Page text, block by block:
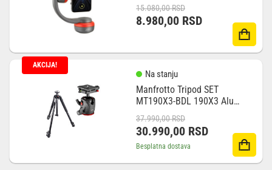
15.080,00RSD
Originalna
cena
15.080,00 RSD.
8.980,00 RSD
Trenutna
cena
AKCIJA!
Na stanju
Manfrotto Tripod SET
MT190X3-BDL 190X3 Alu
with Ball Head Q6
37.990,00RSD
Originalna
cena
je
bila:
37.990,00 RSD.
30.990,00 RSD
Trenutna
cena
je:
30.990,00 RSD.
Besplatna dostava